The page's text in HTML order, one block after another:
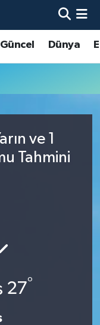
Güncel Dünya
ve 1
Tahmini
27°